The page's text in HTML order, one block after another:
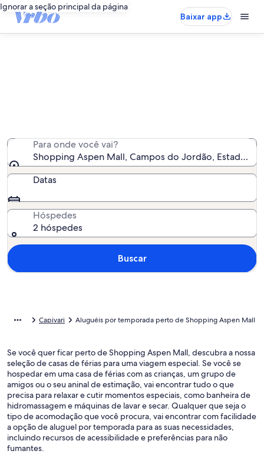
Ignorar a seção principal da página
Baixar app
Para onde você vai?
Shopping Aspen Mall, Campos do Jordão, Estado de
Datas
Hóspedes
2 hóspedes
Buscar
Capivari Aluguéis por temporada perto de Shopping Aspen Mall
Se você quer ficar perto de Shopping Aspen Mall, descubra a nossa
seleção de casas de férias para uma viagem especial. Se você se
hospedar em uma casa de férias com as crianças, um grupo de
amigos ou o seu aninal de estimação, vai encontrar tudo o que
precisa para relaxar e cutir momentos especiais, como banheira de
hidromassagem e máquinas de lavar e secar. Qualquer que seja o
tipo de acomodação que você procura, vai encontrar com facilidade
a opção de aluguel por temporada para as suas necessidades,
incluindo recursos de acessibilidade e preferências para não
fumantes.